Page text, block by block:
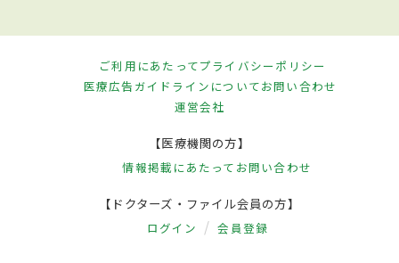
ご利用にあたってプライバシーポリシー
医療広告ガイドラインについてお問い合わせ
運営会社
【医療機関の方】
情報掲載にあたって お問い合わせ
【ドクターズ・ファイル会員の方】
ログイン 会員登録